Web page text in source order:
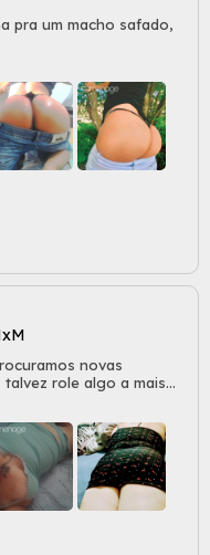
pra um macho safado,
role algo a mais...